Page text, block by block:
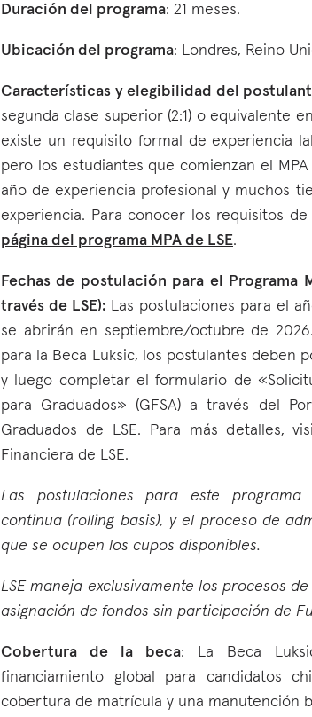
Duración del programa: 21 meses.
Ubicación del programa: Londres, Reino
Características y elegibilidad del
segunda clase superior (2:1) o equivalente
existe un requisito formal de experiencia
pero los estudiantes que comienzan el
año de experiencia profesional y muchos
experiencia. Para conocer los requisitos de
página del programa MPA de LSE.
Fechas de postulación para el Programa
través de LSE): Las postulaciones para el
se abrirán en septiembre/octubre de
para la Beca Luksic, los postulantes deben
y luego completar el formulario de
para Graduados» (GFSA) a través del
Graduados de LSE. Para más detalles,
Financiera de LSE.
Las postulaciones para este
continua (rolling basis), y el proceso de
que se ocupen los cupos disponibles.
LSE maneja exclusivamente los procesos
asignación de fondos sin participación de
Cobertura de la beca: La Beca
financiamiento global para candidatos
cobertura de matrícula y una manutención